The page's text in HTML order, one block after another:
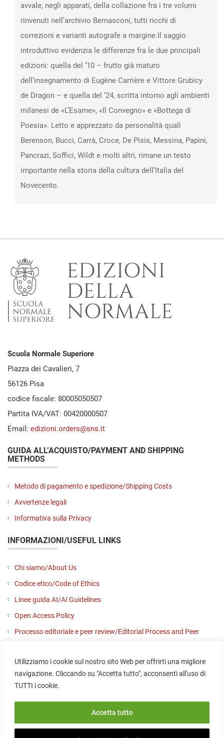
Utilizziamo i cookie sul nostro sito Web per offrirti una migliore
navigazione. Cliccando su "Accetta tutto", acconsenti all'uso di
TUTTI i cookie.
Accetta tutto
avvale, negli apparati, della collazione fra i tre volumi
rinvenuti nell’archivio Bernasconi, tutti ricchi di
correzioni e varianti autografe a margine.Il saggio
introduttivo evidenzia le differenze fra le due principali
edizioni: quella del ‘10 – frutto già maturo
dell’insegnamento di Eugène Carrière e Vittore Grubicy
de Dragon – e quella del ‘24, scritta intorno agli ambienti
milanesi de «L’Esame», «Il Convegno» e «Bottega di
Poesia». Letto e apprezzato da personalità quali
Berenson, Bucci, Carrà, Croce, De Pisis, Messina, Papini,
Pancrazi, Soffici, Wildt e molti altri, rimane un testo
importante nella storia della cultura dell’Italia del
Novecento.
Scuola Normale Superiore
Piazza dei Cavalieri, 7
56126 Pisa
codice fiscale: 80005050507
Partita IVA/VAT: 00420000507
Email: edizioni.orders@sns.it
GUIDA ALL’ACQUISTO/PAYMENT AND SHIPPING
METHODS
Metodo di pagamento e spedizione/Shipping Costs
Avvertenze legali
Informativa sulla Privacy
INFORMAZIONI/USEFUL LINKS
Chi siamo/About Us
Codice etico/Code of Ethics
Linee guida AI/AI Guidelines
Open Access Policy
Processo editoriale e peer review/Editorial Process and Peer
Contattaci/Contact us
SOCIAL